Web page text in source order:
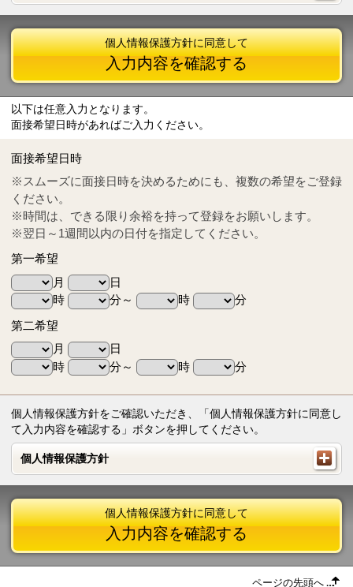
個人情報保護方針
Tel
0570-55-0314
個人情報保護方針に同意して
入力内容を確認する
以下は任意入力となります。
面接希望日時があればご入力ください。
面接希望日時
※スムーズに面接日時を決めるためにも、複数の希望をご登録
ください。
※時間は、できる限り余裕を持って登録をお願いします。
※翌日～1週間以内の日付を指定してください。
第一希望
月
日
時
分～ 時
分
第二希望
月
日
時
分～ 時 分
個人情報保護方針をご確認いただき、「個人情報保護方針に同意し
て入力内容を確認する」ボタンを押してください。
個人情報保護方針
個人情報保護方針
個人情報保護方針に同意して
入力内容を確認する
ページの先頭へ